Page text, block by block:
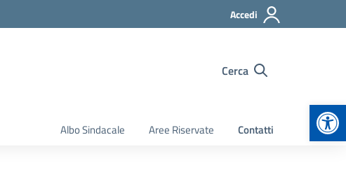
Accedi
Cerca
Albo Sindacale Aree Riservate Contatti